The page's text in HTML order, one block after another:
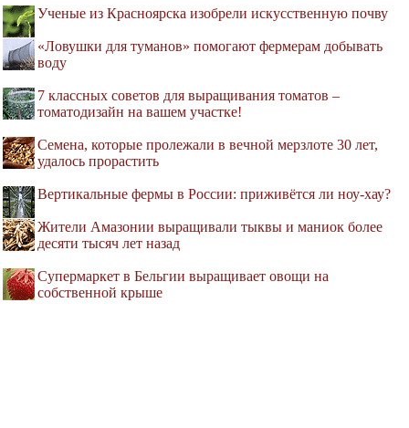
Ученые из Красноярска изобрели искусственную почву
«Ловушки для туманов» помогают фермерам добывать
воду
7 классных советов для выращивания томатов –
томатодизайн на вашем участке!
Семена, которые пролежали в вечной мерзлоте 30 лет,
удалось прорастить
Вертикальные фермы в России: приживётся ли ноу-хау?
Жители Амазонии выращивали тыквы и маниок более
десяти тысяч лет назад
Супермаркет в Бельгии выращивает овощи на
собственной крыше